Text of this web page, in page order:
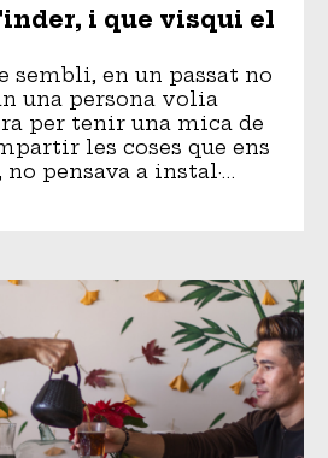
i que visqui el
sembli, en un passat no
una persona volia
per tenir una mica de
les coses que ens
pensava a instal·…